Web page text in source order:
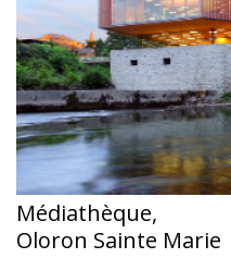
Médiathèque,
Oloron Sainte Marie